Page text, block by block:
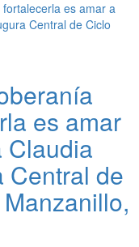
es amar
Claudia
Central de